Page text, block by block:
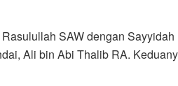
SAW dengan
Ali bin Abi Thalib RA.